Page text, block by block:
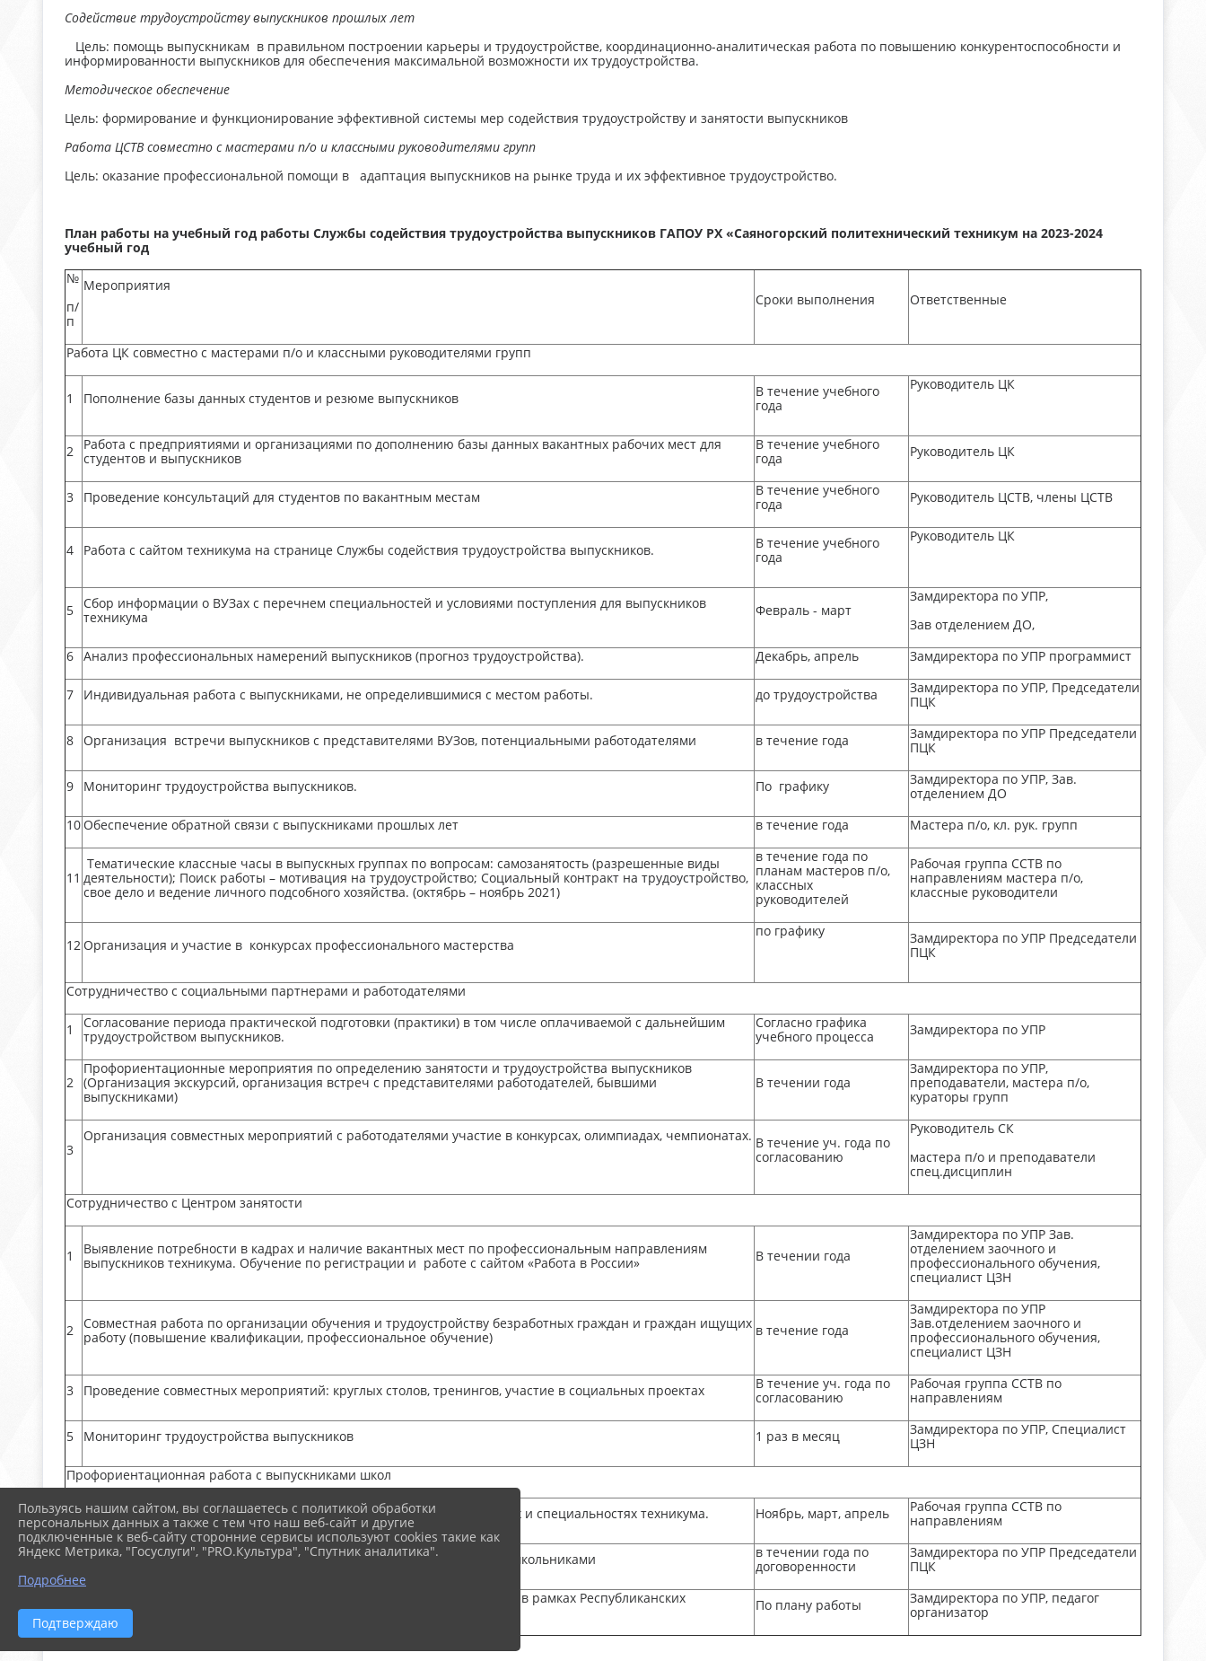
Содействие трудоустройству выпускников прошлых лет
Цель: помощь выпускникам в правильном построении карьеры и трудоустройстве, координационно-аналитическая работа по повышению конкурентоспособности и
информированности выпускников для обеспечения максимальной возможности их трудоустройства.
Методическое обеспечение
Цель: формирование и функционирование эффективной системы мер содействия трудоустройству и занятости выпускников
Работа ЦСТВ совместно с мастерами п/о и классными руководителями групп
Цель: оказание профессиональной помощи в адаптация выпускников на рынке труда и их эффективное трудоустройство.
План работы на учебный год работы Службы содействия трудоустройства выпускников ГАПОУ РХ «Саяногорский политехнический техникум на 2023-2024
учебный год
№
п/
п
Мероприятия
Сроки выполнения
Ответственные
Работа ЦК совместно с мастерами п/о и классными руководителями групп
1 Пополнение базы данных студентов и резюме выпускников
В течение учебного
года
Руководитель ЦК
2
Работа с предприятиями и организациями по дополнению базы данных вакантных рабочих мест для
студентов и выпускников
В течение учебного
года
Руководитель ЦК
3 Проведение консультаций для студентов по вакантным местам
В течение учебного
года
Руководитель ЦСТВ, члены ЦСТВ
4 Работа с сайтом техникума на странице Службы содействия трудоустройства выпускников.
В течение учебного
года
Руководитель ЦК
5
Сбор информации о ВУЗах с перечнем специальностей и условиями поступления для выпускников
техникума
Февраль - март
Замдиректора по УПР,
Зав отделением ДО,
6 Анализ профессиональных намерений выпускников (прогноз трудоустройства). Декабрь, апрель Замдиректора по УПР программист
7 Индивидуальная работа с выпускниками, не определившимися с местом работы. до трудоустройства
Замдиректора по УПР, Председатели
ПЦК
8 Организация встречи выпускников с представителями ВУЗов, потенциальными работодателями в течение года
Замдиректора по УПР Председатели
ПЦК
9 Мониторинг трудоустройства выпускников. По графику
Замдиректора по УПР, Зав.
отделением ДО
10 Обеспечение обратной связи с выпускниками прошлых лет в течение года Мастера п/о, кл. рук. групп
11
Тематические классные часы в выпускных группах по вопросам: самозанятость (разрешенные виды
деятельности); Поиск работы – мотивация на трудоустройство; Социальный контракт на трудоустройство,
свое дело и ведение личного подсобного хозяйства. (октябрь – ноябрь 2021)
в течение года по
планам мастеров п/о,
классных
руководителей
Рабочая группа ССТВ по
направлениям мастера п/о,
классные руководители
12 Организация и участие в конкурсах профессионального мастерства
по графику
Замдиректора по УПР Председатели
ПЦК
Сотрудничество с социальными партнерами и работодателями
1
Согласование периода практической подготовки (практики) в том числе оплачиваемой с дальнейшим
трудоустройством выпускников.
Согласно графика
учебного процесса
Замдиректора по УПР
2
Профориентационные мероприятия по определению занятости и трудоустройства выпускников
(Организация экскурсий, организация встреч с представителями работодателей, бывшими
выпускниками)
В течении года
Замдиректора по УПР,
преподаватели, мастера п/о,
кураторы групп
3
Организация совместных мероприятий с работодателями участие в конкурсах, олимпиадах, чемпионатах. В течение уч. года по
согласованию
Руководитель СК
мастера п/о и преподаватели
спец.дисциплин
Сотрудничество с Центром занятости
1
Выявление потребности в кадрах и наличие вакантных мест по профессиональным направлениям
выпускников техникума. Обучение по регистрации и работе с сайтом «Работа в России»
В течении года
Замдиректора по УПР Зав.
отделением заочного и
профессионального обучения,
специалист ЦЗН
2
Совместная работа по организации обучения и трудоустройству безработных граждан и граждан ищущих
работу (повышение квалификации, профессиональное обучение)
в течение года
Замдиректора по УПР
Зав.отделением заочного и
профессионального обучения,
специалист ЦЗН
3 Проведение совместных мероприятий: круглых столов, тренингов, участие в социальных проектах
В течение уч. года по
согласованию
Рабочая группа ССТВ по
направлениям
5 Мониторинг трудоустройства выпускников 1 раз в месяц
Замдиректора по УПР, Специалист
ЦЗН
Профориентационная работа с выпускниками школ
1 Подготовка рекламных и презентационных материалов о профессиях и специальностях техникума. Ноябрь, март, апрель
Рабочая группа ССТВ по
направлениям
2 Организация и проведение профориентационных мероприятий со школьниками
в течении года по
договоренности
Замдиректора по УПР Председатели
ПЦК
Организация и проведение профессиональных проб, мастер классов в рамках Республиканских
мероприятий
По плану работы
Замдиректора по УПР, педагог
организатор
Пользуясь нашим сайтом, вы соглашаетесь с политикой обработки
персональных данных а также с тем что наш веб-сайт и другие
подключенные к веб-сайту сторонние сервисы используют cookies такие как
Яндекс Метрика, "Госуслуги", "PRO.Культура", "Спутник аналитика".
Подробнее
Подтверждаю